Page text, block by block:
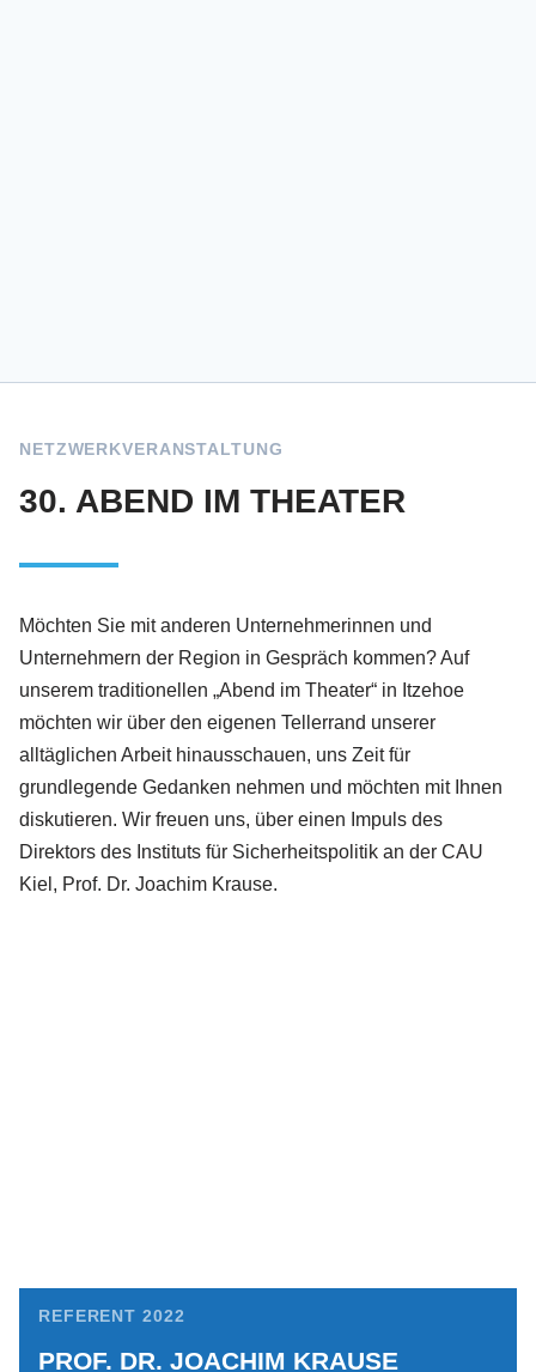
NETZWERKVERANSTALTUNG
30. ABEND IM THEATER
Möchten Sie mit anderen Unternehmerinnen und
Unternehmern der Region in Gespräch kommen? Auf
unserem traditionellen „Abend im Theater“ in Itzehoe
möchten wir über den eigenen Tellerrand unserer
alltäglichen Arbeit hinausschauen, uns Zeit für
grundlegende Gedanken nehmen und möchten mit Ihnen
diskutieren. Wir freuen uns, über einen Impuls des
Direktors des Instituts für Sicherheitspolitik an der CAU
Kiel, Prof. Dr. Joachim Krause.
REFERENT 2022
PROF. DR. JOACHIM KRAUSE